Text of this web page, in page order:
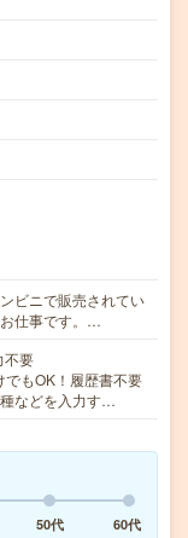
ビニで販売されてい
仕事です。…
不要
もOK！履歴書不要
などを入力す…
50代 60代